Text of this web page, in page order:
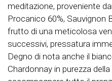
meditazione, proveniente
Procanico 60%, Sauvignon
frutto di una meticolosa
successivi, pressatura
Degno di nota anche il
Chardonnay in purezza